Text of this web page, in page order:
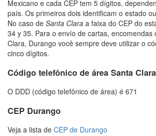
Mexicano e cada CEP tem 5 dígitos,
país. Os primeiros dois identificam o estado
No caso de Santa Clara a faixa do CEP do
34 y 35. Para o envío de cartas, encomendas
Clara, Durango você sempre deve utilizar o
cinco dígitos.
Código telefônico de área Santa
O DDD (código telefônico de área) é 671
CEP Durango
Veja a lista de CEP de Durango